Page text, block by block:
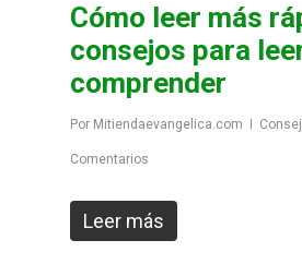
Cómo leer más
consejos para
comprender
Por Mitiendaevangelica.com
Comentarios
Leer más